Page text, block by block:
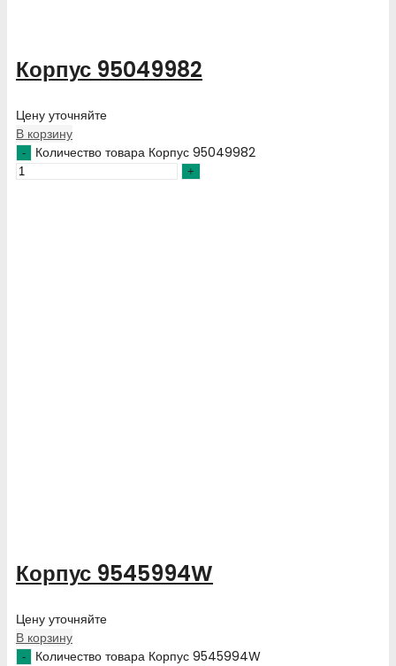
Корпус 95049982
Цену уточняйте
В корзину
Количество товара Корпус 95049982
Корпус 9545994W
Цену уточняйте
В корзину
Количество товара Корпус 9545994W